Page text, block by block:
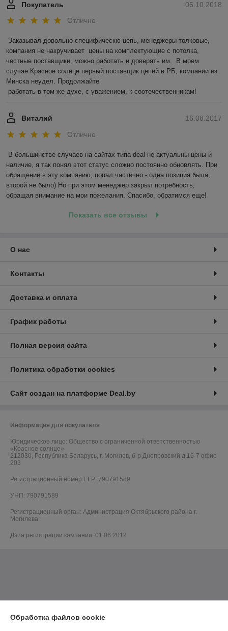
05.10.2018
Покупатель
Отлично
Заказывал довольно специфическю цепь, менеджеры толковые,
компания не накручивает  цены на комплектующие с потолка,
честные поставщики, можно работать и доверять им.  В моем
случае Красное солнце первый поставщик цепей в РБ, компании из
Минска неудел. Продолжайте
работать в том же духе, с уважением, к соотечественникам!
16.08.2017
Виталий
Отлично
В большинстве случаев на сайтах типа deal не актуальны цены и
наличие, я так понял этот статус сложно постоянно обновлять. При
обращении в эту компанию, попал частично - одна позиция была,
второй не было) Но при этом менеджер закрыл потребность,
обращая внимание на мои пожелания. Спасибо, обратимся еще!
Показать все отзывы
О нас
Контакты
Доставка и оплата
График работы
Полная версия сайта
Политика обработки cookies
Сайт создан на платформе Deal.by
Информация для покупателя
Юридическое лицо: Общество с ограниченной ответственностью
«Красное солнце»
212030, Республика Беларусь, г. Могилев, б-р Днепровский д.16-7 офис
203
Регистрационный номер ЕГР: 790791589
УНП: 790791589
Регистрационный орган: Администрация Октябрьского района г.
Могилева
Дата регистрации компании: 01.06.2012
Обработка файлов cookie